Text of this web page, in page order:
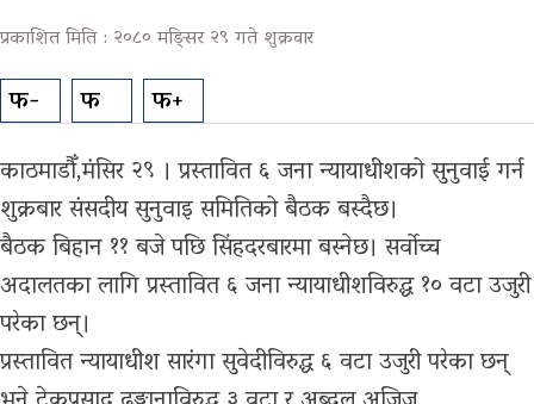
प्रकाशित मिति : २०८० मङ्सिर २९ गते शुक्रवार
फ- फ
फ+
काठमाडौँ,मंसिर २९ । प्रस्तावित ६ जना न्यायाधीशको सुनुवाई गर्न
शुक्रबार संसदीय सुनुवाइ समितिको बैठक बस्दैछ।
बैठक बिहान ११ बजे पछि सिंहदरबारमा बस्नेछ। सर्वोच्च
अदालतका लागि प्रस्तावित ६ जना न्यायाधीशविरुद्ध १० वटा उजुरी
परेका छन्।
प्रस्तावित न्यायाधीश सारंगा सुवेदीविरुद्ध ६ वटा उजुरी परेका छन्